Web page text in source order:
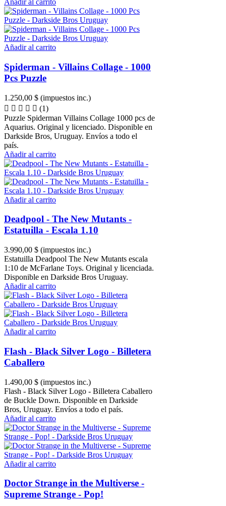
Añadir al carrito
Añadir al carrito
Spiderman - Villains Collage - 1000
Pcs Puzzle
1.250,00 $ (impuestos inc.)
(1)
Puzzle Spiderman Villains Collage 1000 pcs de
Aquarius. Original y licenciado. Disponible en
Darkside Bros, Uruguay. Envíos a todo el
país.
Añadir al carrito
Añadir al carrito
Deadpool - The New Mutants -
Estatuilla - Escala 1.10
3.990,00 $ (impuestos inc.)
Estatuilla Deadpool The New Mutants escala
1:10 de McFarlane Toys. Original y licenciada.
Disponible en Darkside Bros Uruguay.
Añadir al carrito
Añadir al carrito
Flash - Black Silver Logo - Billetera
Caballero
1.490,00 $ (impuestos inc.)
Flash - Black Silver Logo - Billetera Caballero
de Buckle Down. Disponible en Darkside
Bros, Uruguay. Envíos a todo el país.
Añadir al carrito
Añadir al carrito
Doctor Strange in the Multiverse -
Supreme Strange - Pop!